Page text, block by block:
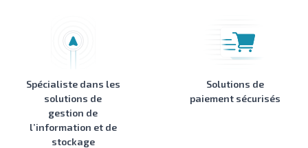
Spécialiste dans les
solutions de
gestion de
l’information et de
stockage
Solutions de
paiement sécurisés